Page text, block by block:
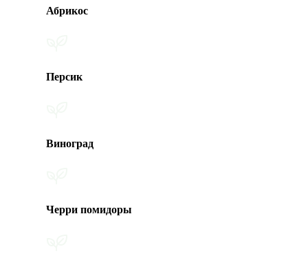
Виноград
Черри помидоры